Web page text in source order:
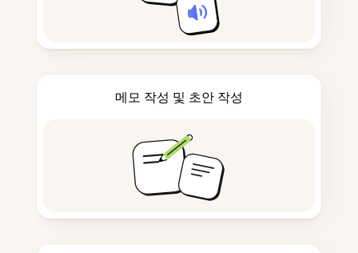
메모 작성 및 초안 작성